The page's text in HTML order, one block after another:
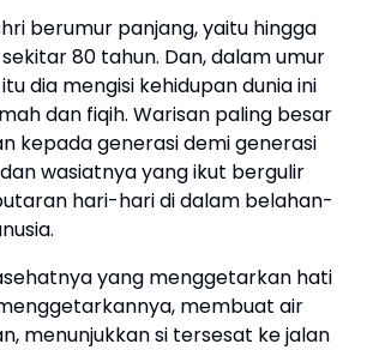
berumur panjang, yaitu hingga
80 tahun. Dan, dalam umur
dia mengisi kehidupan dunia ini
dan fiqih. Warisan paling besar
kepada generasi demi generasi
wasiatnya yang ikut bergulir
hari-hari di dalam belahan-
yang menggetarkan hati
membuat air
menunjukkan si tersesat ke jalan